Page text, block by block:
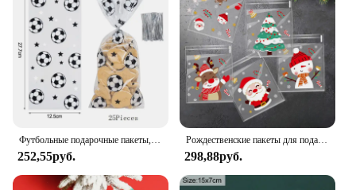
252,55руб.
Рождественские пакеты для подарков, самозапечатывающиеся одноразовые мешочки для конфет и печенья с праздничным мультяшным рисунком для праздничных подарков, 100 шт.
298,88руб.